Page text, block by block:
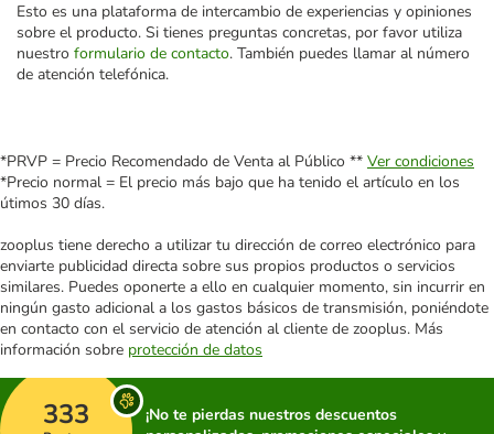
Esto es una plataforma de intercambio de experiencias y opiniones
sobre el producto. Si tienes preguntas concretas, por favor utiliza
nuestro formulario de contacto. También puedes llamar al número
de atención telefónica.
*PRVP = Precio Recomendado de Venta al Público ** Ver condiciones
*Precio normal = El precio más bajo que ha tenido el artículo en los
útimos 30 días.
zooplus tiene derecho a utilizar tu dirección de correo electrónico para
enviarte publicidad directa sobre sus propios productos o servicios
similares. Puedes oponerte a ello en cualquier momento, sin incurrir en
ningún gasto adicional a los gastos básicos de transmisión, poniéndote
en contacto con el servicio de atención al cliente de zooplus. Más
información sobre protección de datos
333
¡No te pierdas nuestros descuentos